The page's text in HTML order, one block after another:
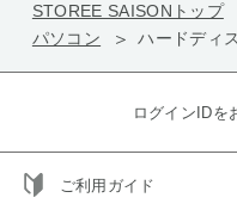
STOREE SAISONトップ
パソコン
ハードディ
ログインIDを
ご利用ガイド